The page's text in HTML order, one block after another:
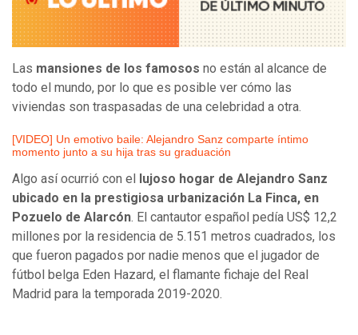
Las mansiones de los famosos no están al alcance de
todo el mundo, por lo que es posible ver cómo las
viviendas son traspasadas de una celebridad a otra.
[VIDEO] Un emotivo baile: Alejandro Sanz comparte íntimo
momento junto a su hija tras su graduación
Algo así ocurrió con el
lujoso hogar de Alejandro Sanz
ubicado en la prestigiosa urbanización La Finca, en
Pozuelo de Alarcón. El cantautor español pedía US$ 12,2
millones por la residencia de 5.151 metros cuadrados, los
que fueron pagados por nadie menos que el jugador de
fútbol belga Eden Hazard, el flamante fichaje del Real
Madrid para la temporada 2019-2020.